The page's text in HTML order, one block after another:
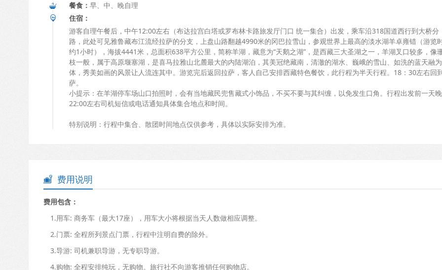
餐食： 早、中、晚自理
住宿：
游客自理午餐后，中午12:00左右（布达拉宫白塔或罗布林卡路旅发厅门口 统一集合）出发，乘车沿318国道西行到大桥分
路，此处可见雅鲁藏布江流经拉萨的分支，上盘山路翻越4990米的冈巴拉雪山，参观世界上最高的淡水湖羊卓雍错（游览
约1小时），海拔4441米，总面积638平方公里，简称羊湖，藏意为“天鹅之湖”，是西藏三大圣湖之一，羊湖叉口较多，像
枝一般，属于高原堰塞湖，是喜马拉雅山北麓最大的内陆湖泊，其美冠绝藏南，清澈的湖水、巍峨的雪山、如洗的蓝天融
体，秀美如画的风景让人流连其中。游览完后返回拉萨，客人自己安排西藏特色餐饮，此行程为半天行程。18：30左右回
萨。
小提示：在羊湖停车场山口拍照时，会有当地藏民兜售藏式小饰品，不买不要与其纠缠，以免发生口角。行程出发前一天
22:00左右司机短信或电话通知具体集合地点和时间。
特别说明：行程中集合、散团时间地点仅供参考，具体以实际安排为准。
 费用说明
费用包含：
1.用车: 商务车（最大17座），用车大小将根据当天人数做相应调整。
2.门票: 全程所列景点门票，行程中注明自费的除外。
3.导游: 司机兼职导游，无专职导游。
4.购物: 全程安排纯玩，无购物。旅行社不向游客推销任何购物店。